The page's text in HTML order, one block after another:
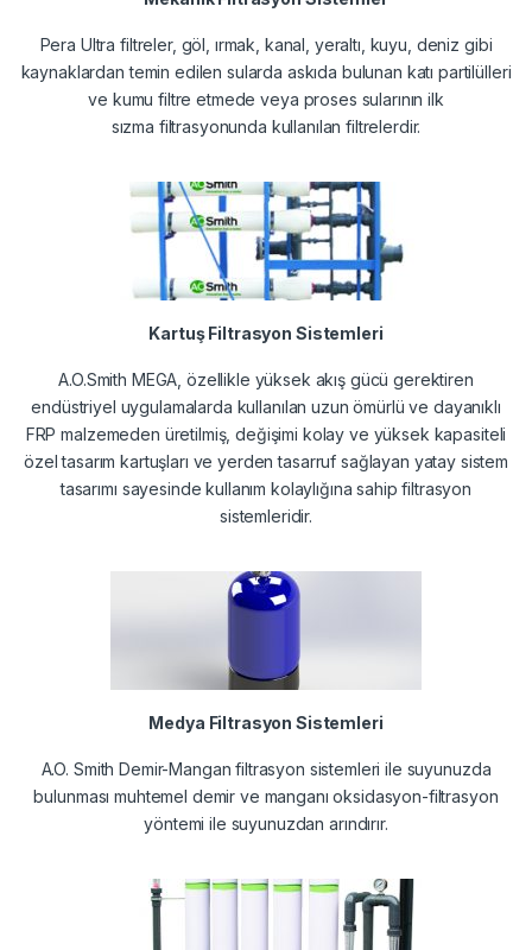
Pera Ultra filtreler, göl, ırmak, kanal, yeraltı, kuyu, deniz gibi
kaynaklardan temin edilen sularda askıda bulunan katı partilülleri
ve kumu filtre etmede veya proses sularının ilk
sızma filtrasyonunda kullanılan filtrelerdir.
Kartuş Filtrasyon Sistemleri
A.O.Smith MEGA, özellikle yüksek akış gücü gerektiren
endüstriyel uygulamalarda kullanılan uzun ömürlü ve dayanıklı
FRP malzemeden üretilmiş, değişimi kolay ve yüksek kapasiteli
özel tasarım kartuşları ve yerden tasarruf sağlayan yatay sistem
tasarımı sayesinde kullanım kolaylığına sahip filtrasyon
sistemleridir.
Medya Filtrasyon Sistemleri
A.O. Smith Demir-Mangan filtrasyon sistemleri ile suyunuzda
bulunması muhtemel demir ve manganı oksidasyon-filtrasyon
yöntemi ile suyunuzdan arındırır.